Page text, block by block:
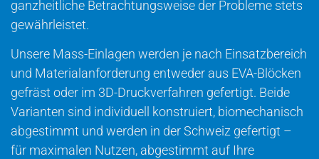
ganzheitliche Betrachtungsweise der Probleme stets
gewährleistet.
Unsere Mass-Einlagen werden je nach Einsatzbereich
und Materialanforderung entweder aus EVA-Blöcken
gefräst oder im 3D-Druckverfahren gefertigt. Beide
Varianten sind individuell konstruiert, biomechanisch
abgestimmt und werden in der Schweiz gefertigt –
für maximalen Nutzen, abgestimmt auf Ihre